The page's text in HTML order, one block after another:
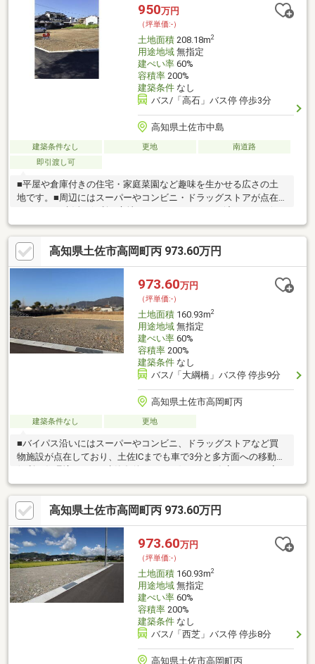
950万円
（坪単価:-）
土地面積208.18m2
用途地域無指定
建ぺい率60%
容積率200%
建築条件なし
バス/「高石」バス停 停歩3分
高知県土佐市中島
建築条件なし 更地
南道路
即引渡し可
■平屋や倉庫付きの住宅・家庭菜園など趣味を生かせる広さの土
地です。■周辺にはスーパーやコンビニ・ドラッグストアが点在
ットバック部分は土佐市に寄付済み)
高知県土佐市高岡町丙 973.60万円
973.60万円
（坪単価:-）
土地面積160.93m2
用途地域無指定
建ぺい率60%
容積率200%
建築条件なし
バス/「大綱橋」バス停 停歩9分
高知県土佐市高岡町丙
建築条件なし 更地
■バイパス沿いにはスーパーやコンビニ、ドラッグストアなど買
物施設が点在しており、土佐ICまでも車で3分と多方面への移動に
を建てることができます!■水道負担金310756円+水道引き込み代
11万円別途必要です。
高知県土佐市高岡町丙 973.60万円
973.60万円
（坪単価:-）
土地面積160.93m2
用途地域無指定
建ぺい率60%
容積率200%
建築条件なし
バス/「西芝」バス停 停歩8分
高知県土佐市高岡町丙